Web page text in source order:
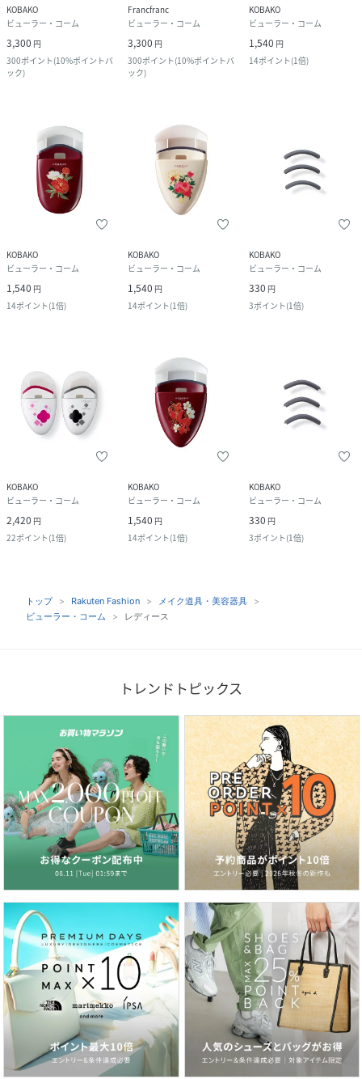
KOBAKO
ビューラー・コーム
3,300 円
300ポイント(10%ポイントバ
ック)
Francfranc
ビューラー・コーム
3,300 円
300ポイント(10%ポイントバ
ック)
KOBAKO
ビューラー・コーム
1,540 円
14ポイント(1倍)
KOBAKO
ビューラー・コーム
1,540 円
14ポイント(1倍)
KOBAKO
ビューラー・コーム
1,540 円
14ポイント(1倍)
KOBAKO
ビューラー・コーム
330 円
3ポイント(1倍)
KOBAKO
ビューラー・コーム
2,420 円
22ポイント(1倍)
KOBAKO
ビューラー・コーム
1,540 円
14ポイント(1倍)
KOBAKO
ビューラー・コーム
330 円
3ポイント(1倍)
トップ Rakuten Fashion
メイク道具・美容器具
ビューラー・コーム
レディース
トレンドトピックス